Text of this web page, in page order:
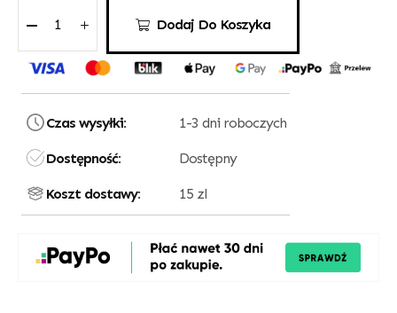
Dodaj Do Koszyka
Czas wysyłki: 1-3 dni roboczych
Dostępność: Dostępny
Koszt dostawy: 15 zl